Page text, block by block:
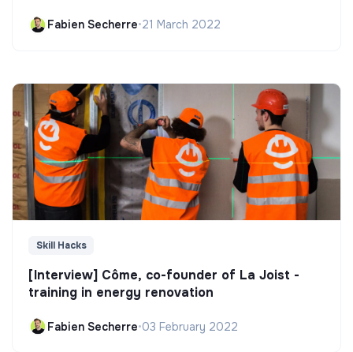
Fabien Secherre•21 March 2022
Skill Hacks
[Interview] Côme, co-founder of La Joist -
training in energy renovation
Fabien Secherre•03 February 2022